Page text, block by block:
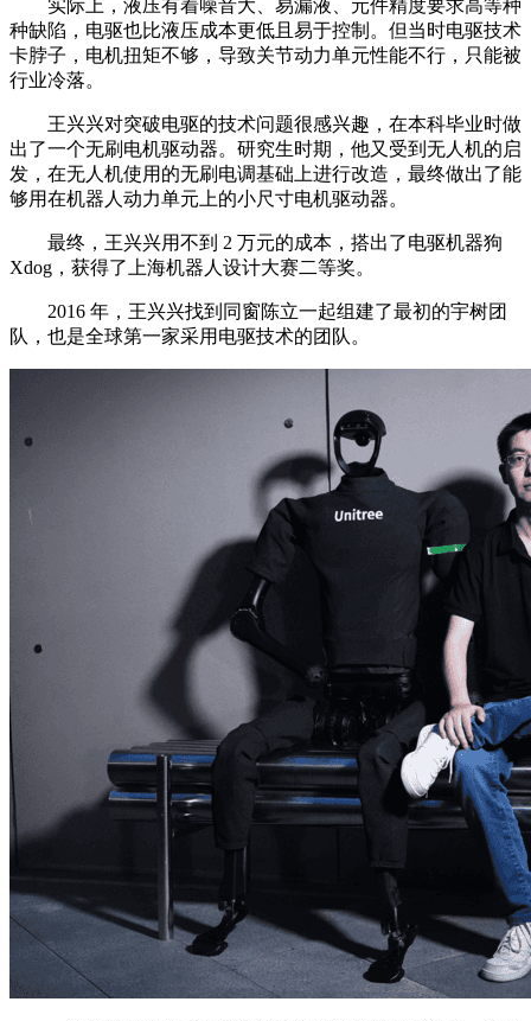
实际上，液压有着噪音大、易漏液、元件精度要求高等种
种缺陷，电驱也比液压成本更低且易于控制。但当时电驱技术
卡脖子，电机扭矩不够，导致关节动力单元性能不行，只能被
行业冷落。
王兴兴对突破电驱的技术问题很感兴趣，在本科毕业时做
出了一个无刷电机驱动器。研究生时期，他又受到无人机的启
发，在无人机使用的无刷电调基础上进行改造，最终做出了能
够用在机器人动力单元上的小尺寸电机驱动器。
最终，王兴兴用不到 2 万元的成本，搭出了电驱机器狗
Xdog，获得了上海机器人设计大赛二等奖。
2016 年，王兴兴找到同窗陈立一起组建了最初的宇树团
队，也是全球第一家采用电驱技术的团队。